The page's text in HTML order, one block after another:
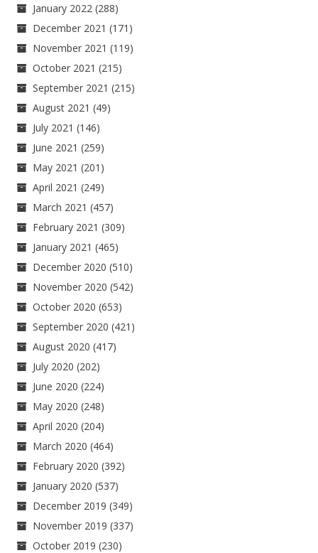
January 2022 (288)
December 2021 (171)
November 2021 (119)
October 2021 (215)
September 2021 (215)
August 2021 (49)
July 2021 (146)
June 2021 (259)
May 2021 (201)
April 2021 (249)
March 2021 (457)
February 2021 (309)
January 2021 (465)
December 2020 (510)
November 2020 (542)
October 2020 (653)
September 2020 (421)
August 2020 (417)
July 2020 (202)
June 2020 (224)
May 2020 (248)
April 2020 (204)
March 2020 (464)
February 2020 (392)
January 2020 (537)
December 2019 (349)
November 2019 (337)
October 2019 (230)